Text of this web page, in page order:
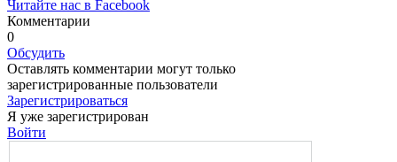
Читайте нас в Facebook
Комментарии
0
Обсудить
Оставлять комментарии могут только
зарегистрированные пользователи
Зарегистрироваться
Я уже зарегистрирован
Войти